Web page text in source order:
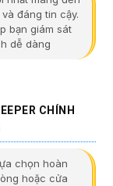
đáng tin cậy.
bạn giám sát
dễ dàng
CHÍNH
chọn hoàn
hoặc cửa